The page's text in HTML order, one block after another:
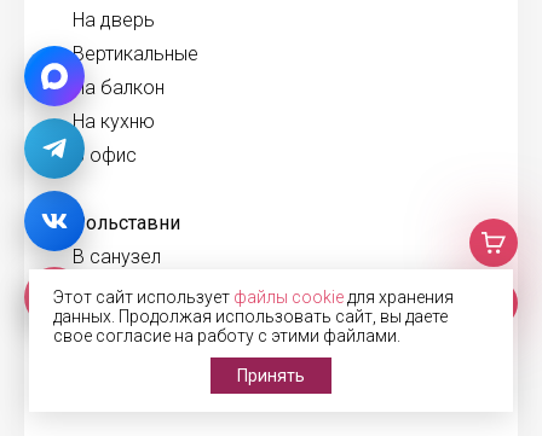
На дверь
Вертикальные
На балкон
На кухню
В офис
Рольставни
В санузел
На двери
Для паркинга
На наружные окна
Этот сайт использует файлы cookie для хранения
данных. Продолжая использовать сайт, вы даете
свое согласие на работу с этими файлами.
Принять